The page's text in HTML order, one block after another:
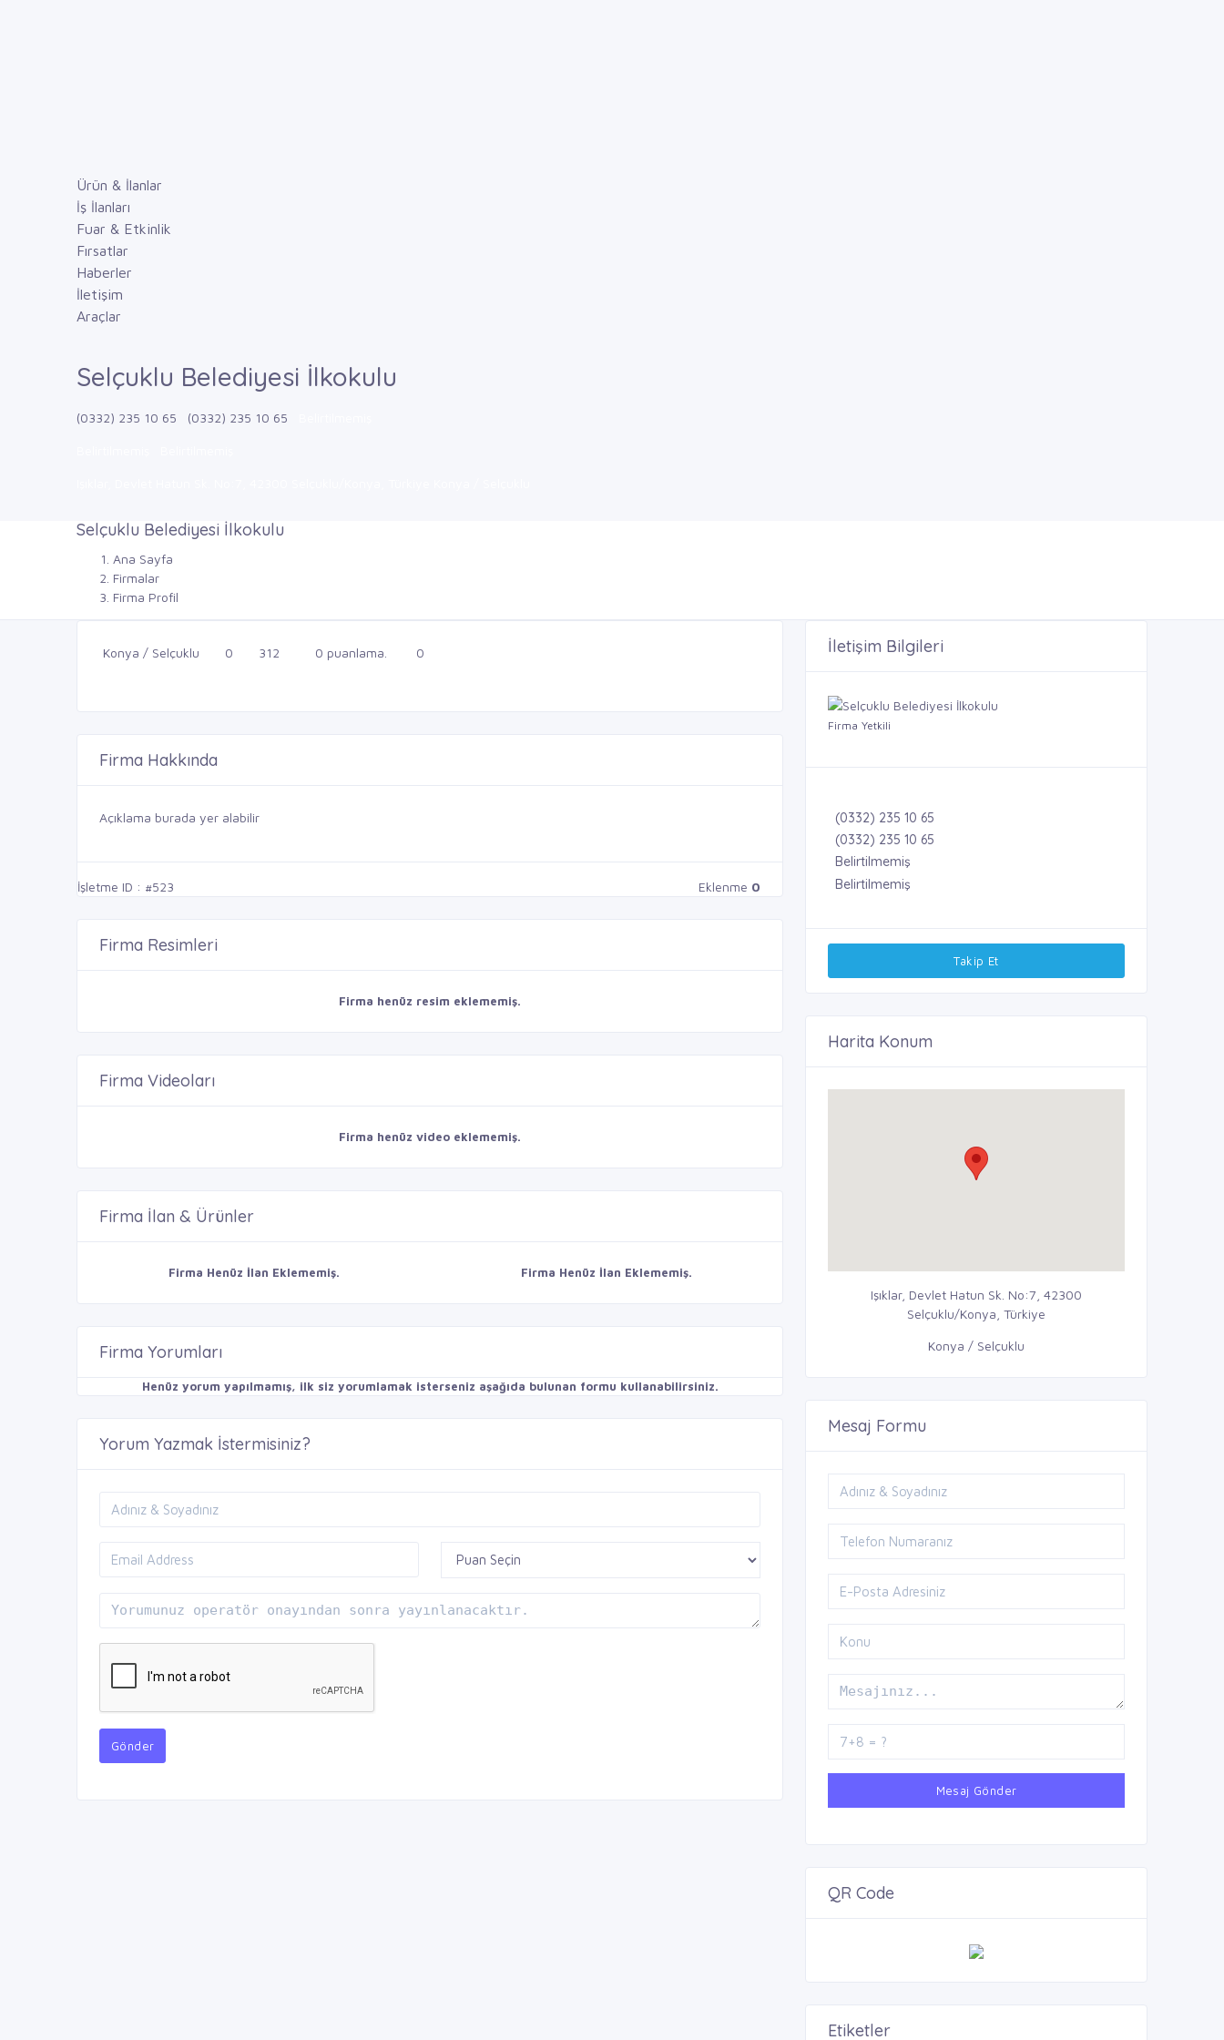
Ürün & İlanlar
İş İlanları
Fuar & Etkinlik
Fırsatlar
Haberler
İletişim
Araçlar
Selçuklu Belediyesi İlkokulu
(0332) 235 10 65 (0332) 235 10 65
Selçuklu Belediyesi İlkokulu
Ana Sayfa
Firmalar
Firma Profil
Konya / Selçuklu 0 312 0 puanlama. 0
Firma Hakkında
Açıklama burada yer alabilir
İşletme ID : #523 Eklenme 0
Firma Resimleri
Firma henüz resim eklememiş.
Firma Videoları
Firma henüz video eklememiş.
Firma İlan & Ürünler
Firma Henüz İlan Eklememiş. Firma Henüz İlan Eklememiş.
Firma Yorumları
Henüz yorum yapılmamış, ilk siz yorumlamak isterseniz aşağıda bulunan formu kullanabilirsiniz.
Yorum Yazmak İstermisiniz?
Gönder
İletişim Bilgileri
Firma Yetkili
(0332) 235 10 65
(0332) 235 10 65
Belirtilmemiş
Belirtilmemiş
Takip Et
Harita Konum
Işıklar, Devlet Hatun Sk. No:7, 42300
Selçuklu/Konya, Türkiye
Konya / Selçuklu
Mesaj Formu
Mesaj Gönder
QR Code
Etiketler